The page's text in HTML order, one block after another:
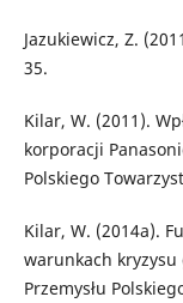
Jazukiewicz, Z.
35.
Kilar, W. (2011).
korporacji
Polskiego
Kilar, W. (2014a).
warunkach
Przemysłu